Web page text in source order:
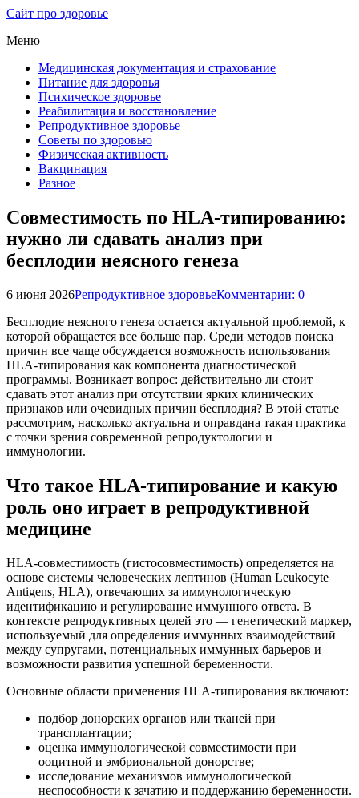
Сайт про здоровье
Меню
Медицинская документация и страхование
Питание для здоровья
Психическое здоровье
Реабилитация и восстановление
Репродуктивное здоровье
Советы по здоровью
Физическая активность
Вакцинация
Разное
Совместимость по HLA-типированию:
нужно ли сдавать анализ при
бесплодии неясного генеза
6 июня 2026Репродуктивное здоровьеКомментарии: 0
Бесплодие неясного генеза остается актуальной проблемой, к
которой обращается все больше пар. Среди методов поиска
причин все чаще обсуждается возможность использования
HLA-типирования как компонента диагностической
программы. Возникает вопрос: действительно ли стоит
сдавать этот анализ при отсутствии ярких клинических
признаков или очевидных причин бесплодия? В этой статье
рассмотрим, насколько актуальна и оправдана такая практика
с точки зрения современной репродуктологии и
иммунологии.
Что такое HLA-типирование и какую
роль оно играет в репродуктивной
медицине
HLA-совместимость (гистосовместимость) определяется на
основе системы человеческих лептинов (Human Leukocyte
Antigens, HLA), отвечающих за иммунологическую
идентификацию и регулирование иммунного ответа. В
контексте репродуктивных целей это — генетический маркер,
используемый для определения иммунных взаимодействий
между супругами, потенциальных иммунных барьеров и
возможности развития успешной беременности.
Основные области применения HLA-типирования включают:
подбор донорских органов или тканей при
трансплантации;
оценка иммунологической совместимости при
ооцитной и эмбриональной донорстве;
исследование механизмов иммунологической
неспособности к зачатию и поддержанию беременности.